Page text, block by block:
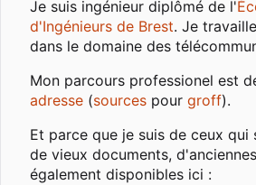
Je suis ingénieur diplômé de l'
d'Ingénieurs de Brest. Je
dans le domaine des
Mon parcours professionel est
adresse (sources pour groff).
Et parce que je suis de ceux qui
de vieux documents,
également disponibles ici :